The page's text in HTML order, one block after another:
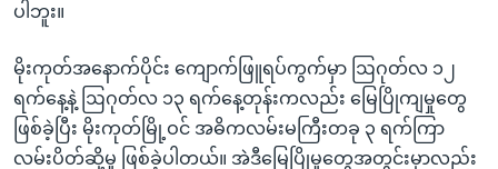
ပါဘူး။
မိုးကုတ်အနောက်ပိုင်း ကျောက်ဖြူရပ်ကွက်မှာ ဩဂုတ်လ ၁၂
ရက်နေ့နဲ့ ဩဂုတ်လ ၁၃ ရက်နေ့တုန်းကလည်း မြေပြိုကျမှုတွေ
ဖြစ်ခဲ့ပြီး မိုးကုတ်မြို့ဝင် အဓိကလမ်းမကြီးတခု ၃ ရက်ကြာ
လမ်းပိတ်ဆို့မှု ဖြစ်ခဲ့ပါတယ်။ အဲဒီမြေပြိုမှုတွေအတွင်းမှာလည်း